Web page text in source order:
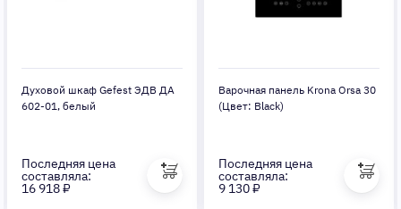
Духовой шкаф Gefest ЭДВ ДА
602-01, белый
Последняя цена
составляла:
16 918 ₽
Варочная панель Krona Orsa 30
(Цвет: Black)
Последняя цена
составляла:
9 130 ₽